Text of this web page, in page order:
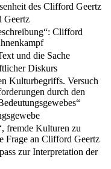
des Clifford Geertz
Geertz
Clifford
und die Sache
Diskurs
Kulturbegriffs. Versuch
durch den
fremde Kulturen zu
Frage an Clifford Geertz
zur Interpretation der